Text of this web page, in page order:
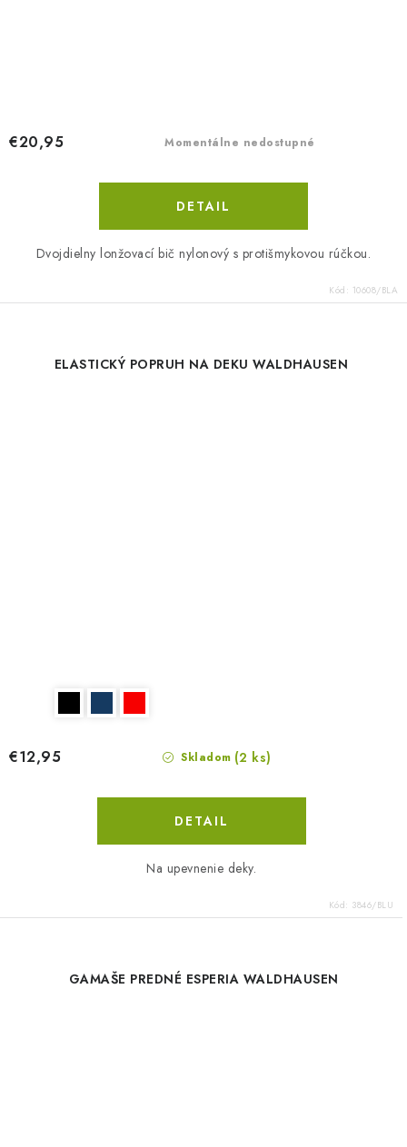
Momentálne nedostupné
€20,95
DETAIL
Dvojdielny lonžovací bič nylonový s protišmykovou rúčkou.
Kód: 10608/BLA
ELASTICKÝ POPRUH NA DEKU WALDHAUSEN
Skladom (2 ks)
€12,95
DETAIL
Na upevnenie deky.
Kód: 3846/BLU
GAMAŠE PREDNÉ ESPERIA WALDHAUSEN